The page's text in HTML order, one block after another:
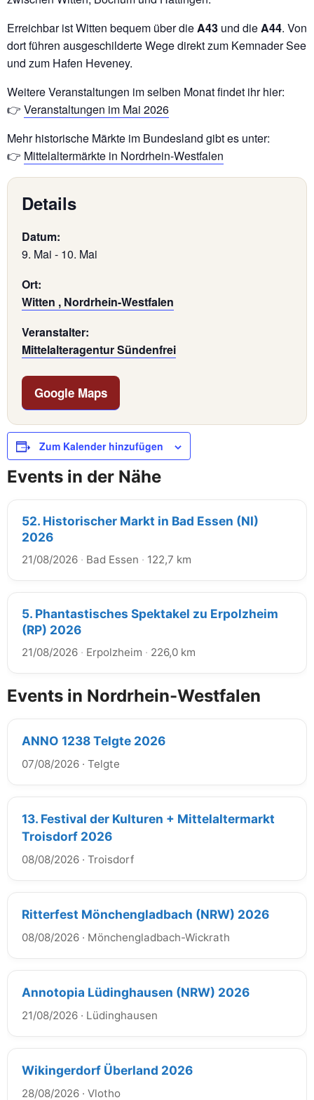
Erreichbar ist Witten bequem über dieA43 und dieA44. Von
dort führen ausgeschilderte Wege direkt zum Kemnader See
und zum Hafen Heveney.
Weitere Veranstaltungen im selben Monat findet ihr hier:
👉 Veranstaltungen im Mai 2026
Mehr historische Märkte im Bundesland gibt es unter:
👉 Mittelaltermärkte in Nordrhein-Westfalen
Details
Datum:
9. Mai - 10. Mai
Ort:
Witten , Nordrhein-Westfalen
Veranstalter:
Mittelalteragentur Sündenfrei
Google Maps
Zum Kalender hinzufügen
Events in der Nähe
52. Historischer Markt in Bad Essen (NI)
2026
21/08/2026 · Bad Essen · 122,7 km
5. Phantastisches Spektakel zu Erpolzheim
(RP) 2026
21/08/2026 · Erpolzheim · 226,0 km
Events in Nordrhein-Westfalen
ANNO 1238 Telgte 2026
07/08/2026 · Telgte
13. Festival der Kulturen + Mittelaltermarkt
Troisdorf 2026
08/08/2026 · Troisdorf
Ritterfest Mönchengladbach (NRW) 2026
08/08/2026 · Mönchengladbach-Wickrath
Annotopia Lüdinghausen (NRW) 2026
21/08/2026 · Lüdinghausen
Wikingerdorf Überland 2026
28/08/2026 · Vlotho